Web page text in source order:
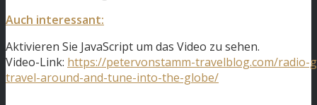
Auch interessant:
Aktivieren Sie JavaScript um das Video zu sehen.
Video-Link: https://petervonstamm-travelblog.com/radio-
travel-around-and-tune-into-the-globe/